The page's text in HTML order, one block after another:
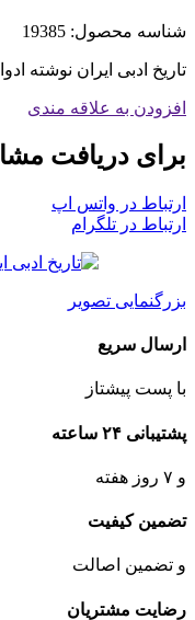
شناسه محصول: 19385
تاریخ ادبی ایران نوشته
افزودن به علاقه مندی
برای دریافت
ارتباط در واتس اپ
ارتباط در تلگرام
بزرگنمایی تصویر
ارسال سریع
با پست پیشتاز
پشتیبانی ۲۴ ساعته
و ۷ روز هفته
تضمین کیفیت
و تضمین اصالت
رضایت مشتریان